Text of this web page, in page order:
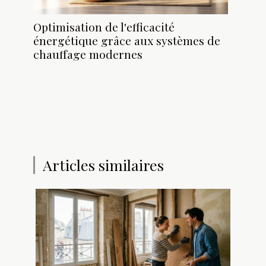
Optimisation de l'efficacité
énergétique grâce aux systèmes de
chauffage modernes
Articles similaires